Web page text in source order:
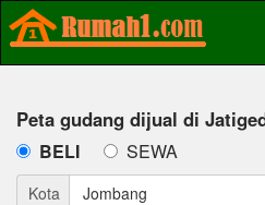
Peta gudang dijual di
BELI SEWA
Kota Jombang